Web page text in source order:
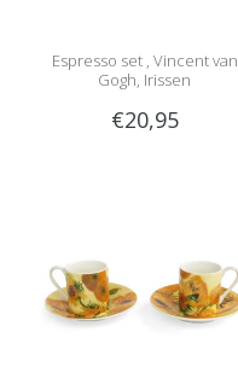
Espresso set , Vincent van
Gogh, Irissen
€20,95